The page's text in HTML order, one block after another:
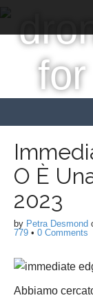
e
i
c
n
O È
2023
by Petra Desmond
779 • 0 Comments
Abbiamo